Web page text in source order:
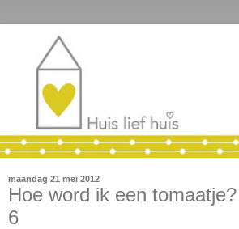
maandag 21 mei 2012
Hoe word ik een
6